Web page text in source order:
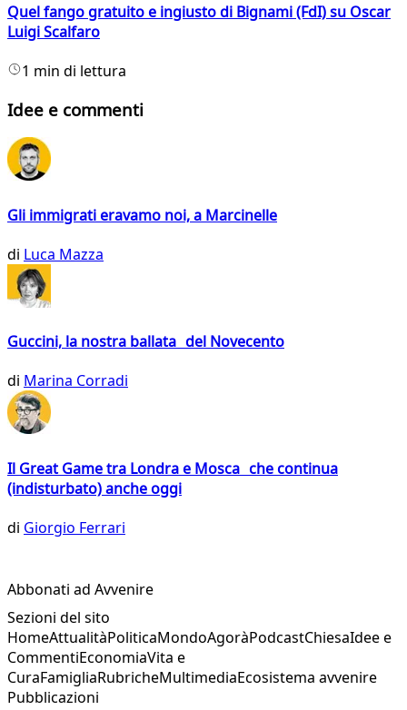
Quel fango gratuito e ingiusto di Bignami (FdI) su Oscar
Luigi Scalfaro
1 min di lettura
Idee e commenti
Gli immigrati eravamo noi, a Marcinelle
di Luca Mazza
Guccini, la nostra ballata del Novecento
di Marina Corradi
Il Great Game tra Londra e Mosca che continua
(indisturbato) anche oggi
di Giorgio Ferrari
Abbonati ad Avvenire
Sezioni del sito
HomeAttualitàPoliticaMondoAgoràPodcastChiesaIdee e
CommentiEconomiaVita e
CuraFamigliaRubricheMultimediaEcosistema avvenire
Pubblicazioni